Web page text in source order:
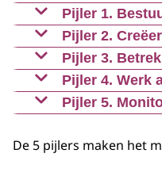
Pijler 1.
De aanpak van
Pijler 2.
Eenzaamheid
Pijler 3.
Er is niet één
Pijler 4. Werk
Kijk naar wat
Pijler 5.
De 5 pijlers maken het